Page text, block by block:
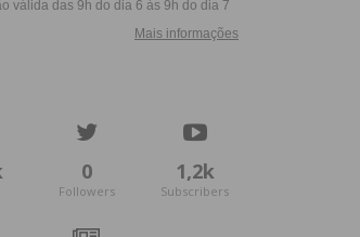
0
Followers
1,2k
Subscribers